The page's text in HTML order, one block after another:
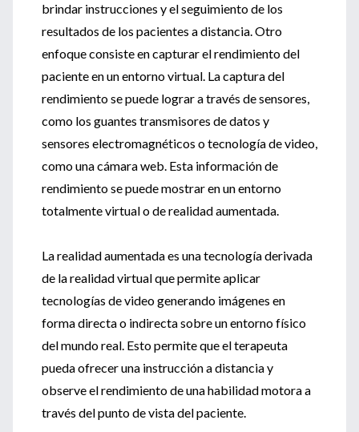
brindar instrucciones y el seguimiento de los
resultados de los pacientes a distancia. Otro
enfoque consiste en capturar el rendimiento del
paciente en un entorno virtual. La captura del
rendimiento se puede lograr a través de sensores,
como los guantes transmisores de datos y
sensores electromagnéticos o tecnología de video,
como una cámara web. Esta información de
rendimiento se puede mostrar en un entorno
totalmente virtual o de realidad aumentada.
La realidad aumentada es una tecnología derivada
de la realidad virtual que permite aplicar
tecnologías de video generando imágenes en
forma directa o indirecta sobre un entorno físico
del mundo real. Esto permite que el terapeuta
pueda ofrecer una instrucción a distancia y
observe el rendimiento de una habilidad motora a
través del punto de vista del paciente.